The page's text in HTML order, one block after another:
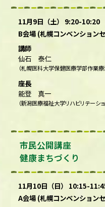
11月9日（土） 9:20-10:20
B会場 (札幌コンベンション
講師
仙石 泰仁
（札幌医科大学保健医療学部作業療
座長
能登 真一
（新潟医療福祉大学リハビリテーシ
市民公開講座
健康まちづくり
11月10日（日） 10:15-
A会場 (札幌コンベンション